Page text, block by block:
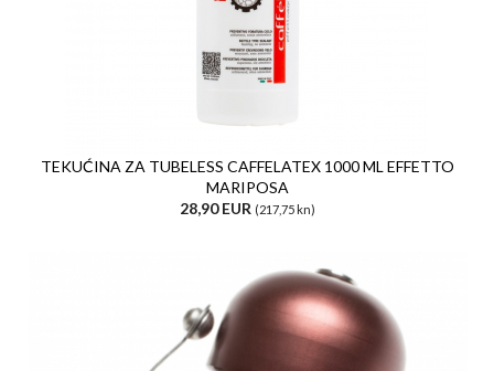
TEKUĆINA ZA TUBELESS CAFFELATEX 1000 ML EFFETTO
MARIPOSA
28,90 EUR (217,75 kn)